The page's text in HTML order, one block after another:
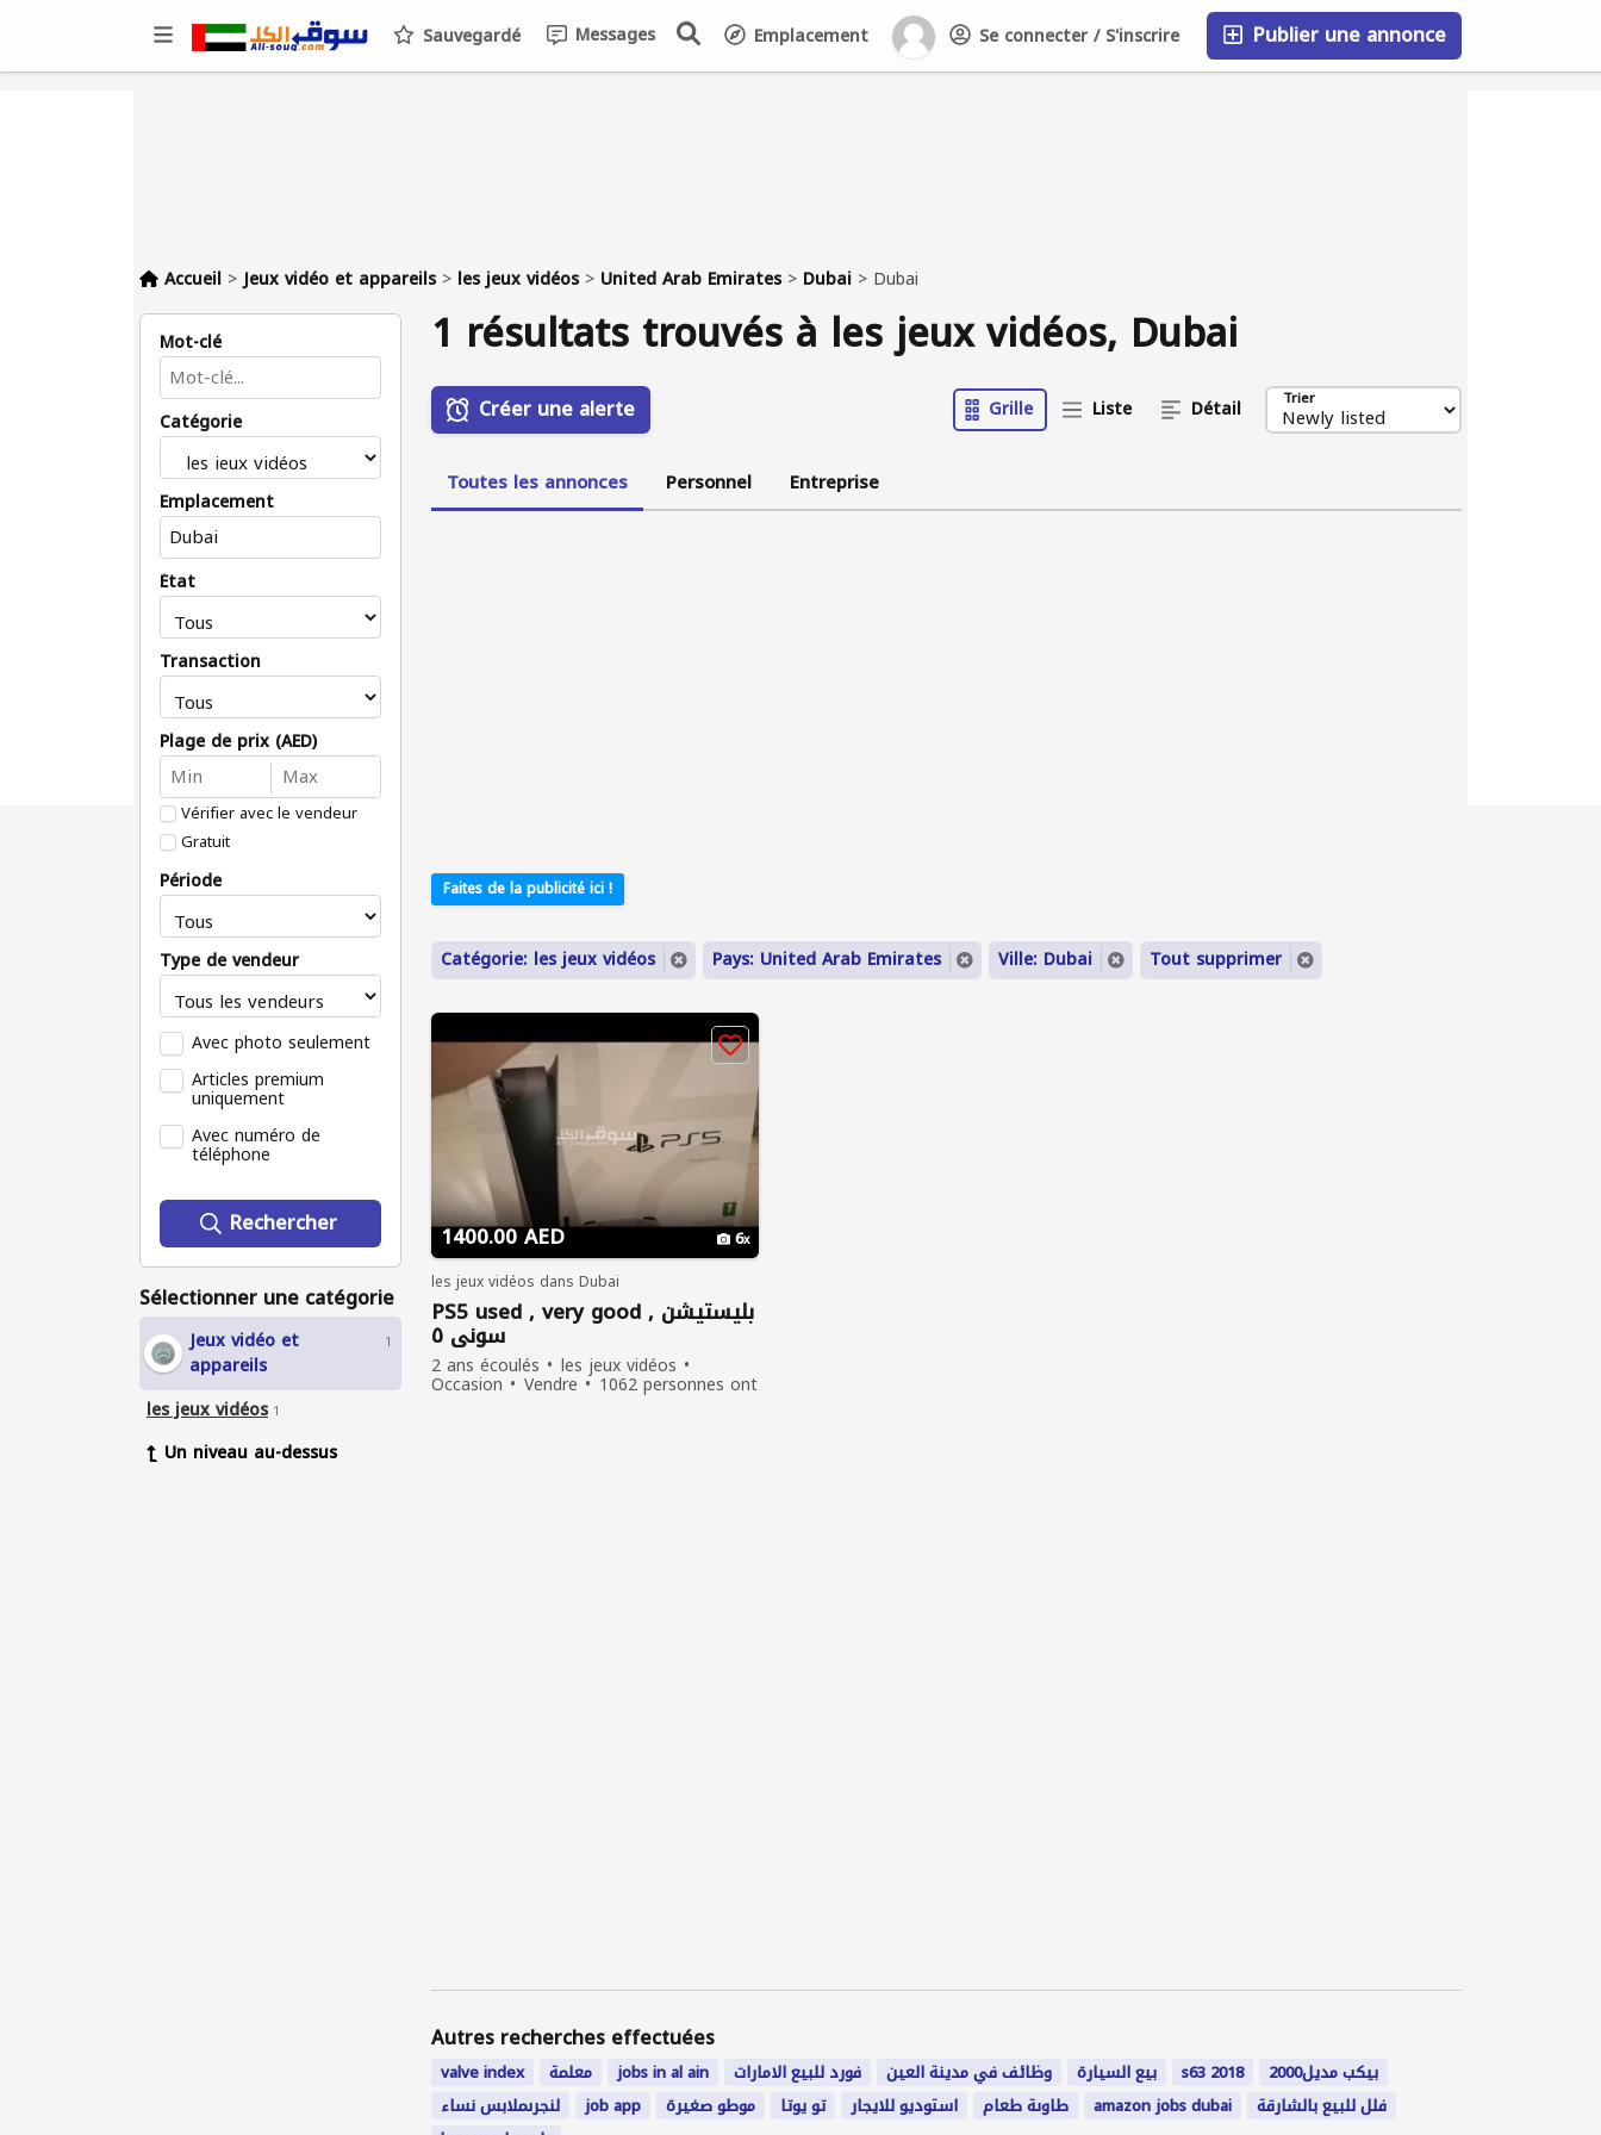
Publier une annonce
Se connecter / S'inscrire
Emplacement
Messages
Sauvegardé
Entreprises
Blog
FAQ
Accueil >Jeux vidéo et appareils > les jeux vidéos > United Arab Emirates > Dubai > Dubai
Mot-clé
Catégorie
Emplacement
État
Transaction
Plage de prix (AED)
Vérifier avec le vendeur
Gratuit
Période
Type de vendeur
Avec photo seulement
Articles premium
uniquement
Avec numéro de
téléphone
Rechercher
Sélectionner une catégorie
Jeux vidéo et
appareils
1
les jeux vidéos 1
Un niveau au-dessus
1 résultats trouvés à les jeux vidéos, Dubai
Créer une alerte Grille Liste Détail Trier
Toutes les annonces Personnel Entreprise
Faites de la publicité ici !
Catégorie: les jeux vidéos Pays: United Arab Emirates Ville: Dubai Tout supprimer
1400.00 AED 6
les jeux vidéos dans Dubai
PS5 used , very good , بليستيشن
سوني ٥
2 ans écoulés les jeux vidéos
Occasion Vendre 1062 personnes ont
Autres recherches effectuées
valve index معلمة jobs in al ain فورد للبيع الامارات وظائف في مدينة العين بيع السيارة s63 2018
بيكب مديل2000
لنجرىملابس نساء
job app موطو صغيرة تو يوتا استوديو للايجار طاوىة طعام amazon jobs dubai
فلل للبيع بالشارقة